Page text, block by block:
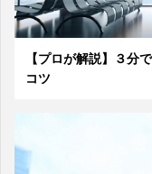
【プロが解説】３分
コツ